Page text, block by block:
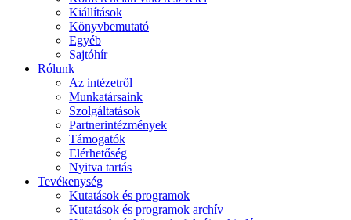
Kiállítások
Könyvbemutató
Egyéb
Sajtóhír
Rólunk
Az intézetről
Munkatársaink
Szolgáltatások
Partnerintézmények
Támogatók
Elérhetőség
Nyitva tartás
Tevékenység
Kutatások és programok
Kutatások és programok archív